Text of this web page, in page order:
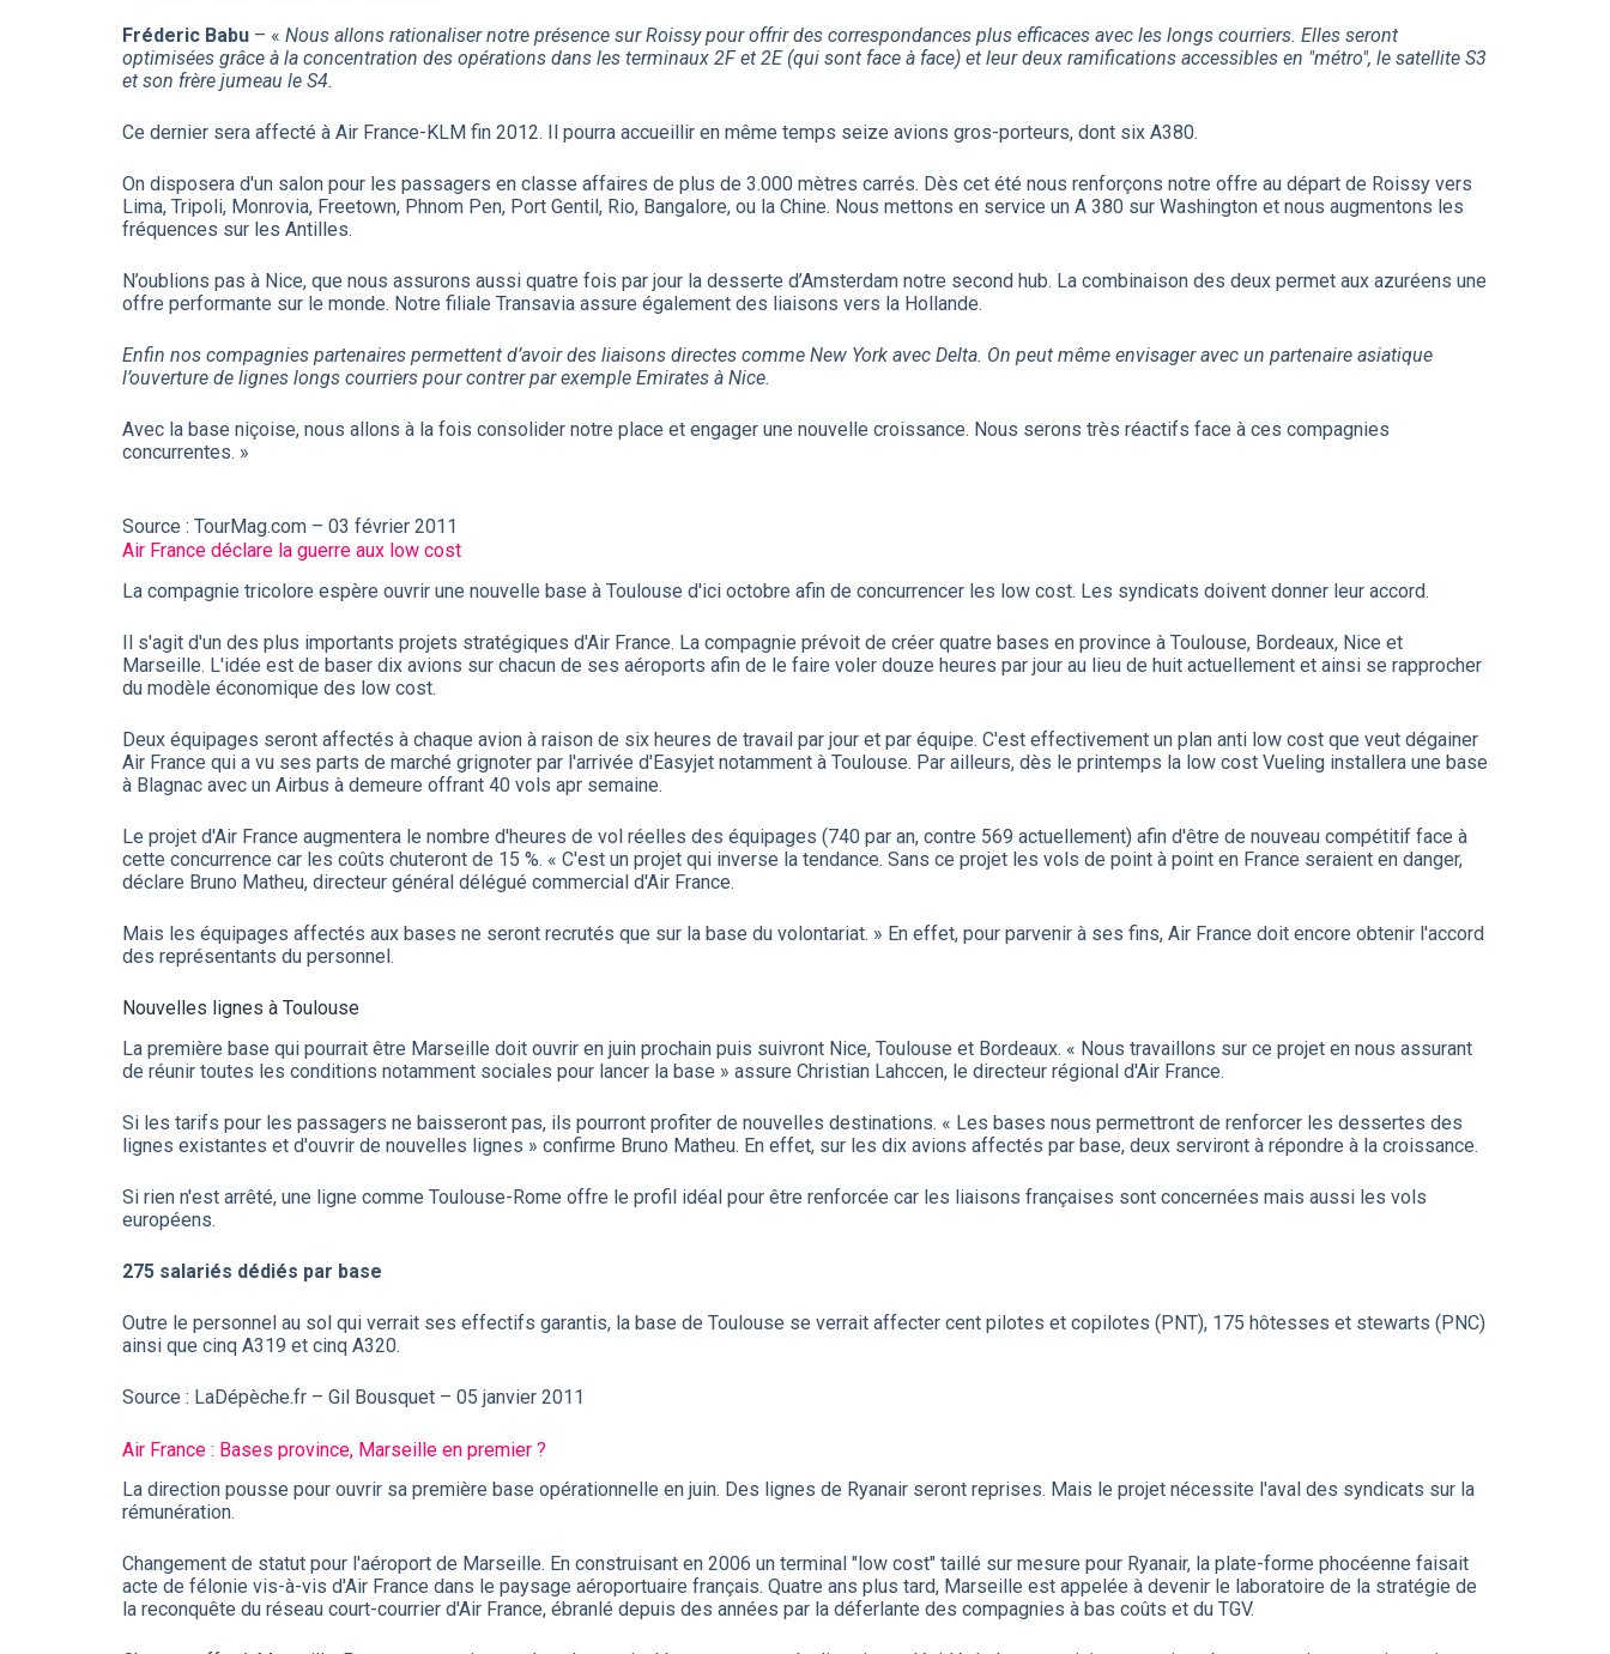
Fréderic Babu – « Nous allons rationaliser notre présence sur Roissy pour offrir des correspondances plus efficaces avec les longs courriers. Elles seront
optimisées grâce à la concentration des opérations dans les terminaux 2F et 2E (qui sont face à face) et leur deux ramifications accessibles en "métro", le satellite S3
et son frère jumeau le S4.
Ce dernier sera affecté à Air France-KLM fin 2012. Il pourra accueillir en même temps seize avions gros-porteurs, dont six A380.
On disposera d'un salon pour les passagers en classe affaires de plus de 3.000 mètres carrés. Dès cet été nous renforçons notre offre au départ de Roissy vers
Lima, Tripoli, Monrovia, Freetown, Phnom Pen, Port Gentil, Rio, Bangalore, ou la Chine. Nous mettons en service un A 380 sur Washington et nous augmentons les
fréquences sur les Antilles.
N’oublions pas à Nice, que nous assurons aussi quatre fois par jour la desserte d’Amsterdam notre second hub. La combinaison des deux permet aux azuréens une
offre performante sur le monde. Notre filiale Transavia assure également des liaisons vers la Hollande.
Enfin nos compagnies partenaires permettent d’avoir des liaisons directes comme New York avec Delta. On peut même envisager avec un partenaire asiatique
l’ouverture de lignes longs courriers pour contrer par exemple Emirates à Nice.
Avec la base niçoise, nous allons à la fois consolider notre place et engager une nouvelle croissance. Nous serons très réactifs face à ces compagnies
concurrentes. »
Source : TourMag.com – 03 février 2011
Air France déclare la guerre aux low cost
La compagnie tricolore espère ouvrir une nouvelle base à Toulouse d'ici octobre afin de concurrencer les low cost. Les syndicats doivent donner leur accord.
Il s'agit d'un des plus importants projets stratégiques d'Air France. La compagnie prévoit de créer quatre bases en province à Toulouse, Bordeaux, Nice et
Marseille. L'idée est de baser dix avions sur chacun de ses aéroports afin de le faire voler douze heures par jour au lieu de huit actuellement et ainsi se rapprocher
du modèle économique des low cost.
Deux équipages seront affectés à chaque avion à raison de six heures de travail par jour et par équipe. C'est effectivement un plan anti low cost que veut dégainer
Air France qui a vu ses parts de marché grignoter par l'arrivée d'Easyjet notamment à Toulouse. Par ailleurs, dès le printemps la low cost Vueling installera une base
à Blagnac avec un Airbus à demeure offrant 40 vols apr semaine.
Le projet d'Air France augmentera le nombre d'heures de vol réelles des équipages (740 par an, contre 569 actuellement) afin d'être de nouveau compétitif face à
cette concurrence car les coûts chuteront de 15 %. « C'est un projet qui inverse la tendance. Sans ce projet les vols de point à point en France seraient en danger,
déclare Bruno Matheu, directeur général délégué commercial d'Air France.
Mais les équipages affectés aux bases ne seront recrutés que sur la base du volontariat. » En effet, pour parvenir à ses fins, Air France doit encore obtenir l'accord
des représentants du personnel.
Nouvelles lignes à Toulouse
La première base qui pourrait être Marseille doit ouvrir en juin prochain puis suivront Nice, Toulouse et Bordeaux. « Nous travaillons sur ce projet en nous assurant
de réunir toutes les conditions notamment sociales pour lancer la base » assure Christian Lahccen, le directeur régional d'Air France.
Si les tarifs pour les passagers ne baisseront pas, ils pourront profiter de nouvelles destinations. « Les bases nous permettront de renforcer les dessertes des
lignes existantes et d'ouvrir de nouvelles lignes » confirme Bruno Matheu. En effet, sur les dix avions affectés par base, deux serviront à répondre à la croissance.
Si rien n'est arrêté, une ligne comme Toulouse-Rome offre le profil idéal pour être renforcée car les liaisons françaises sont concernées mais aussi les vols
européens.
275 salariés dédiés par base
Outre le personnel au sol qui verrait ses effectifs garantis, la base de Toulouse se verrait affecter cent pilotes et copilotes (PNT), 175 hôtesses et stewarts (PNC)
ainsi que cinq A319 et cinq A320.
Source : LaDépèche.fr – Gil Bousquet – 05 janvier 2011
Air France : Bases province, Marseille en premier ?
La direction pousse pour ouvrir sa première base opérationnelle en juin. Des lignes de Ryanair seront reprises. Mais le projet nécessite l'aval des syndicats sur la
rémunération.
Changement de statut pour l'aéroport de Marseille. En construisant en 2006 un terminal "low cost" taillé sur mesure pour Ryanair, la plate-forme phocéenne faisait
acte de félonie vis-à-vis d'Air France dans le paysage aéroportuaire français. Quatre ans plus tard, Marseille est appelée à devenir le laboratoire de la stratégie de
la reconquête du réseau court-courrier d'Air France, ébranlé depuis des années par la déferlante des compagnies à bas coûts et du TGV.